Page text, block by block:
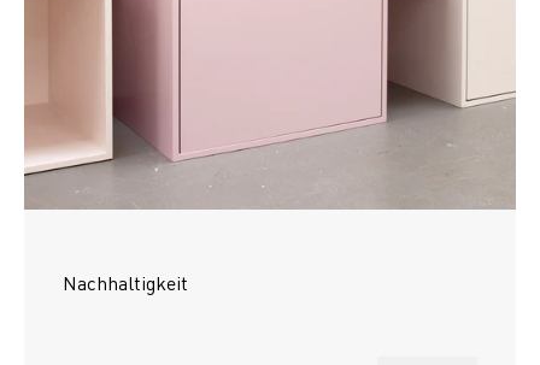
Nachhaltigkeit